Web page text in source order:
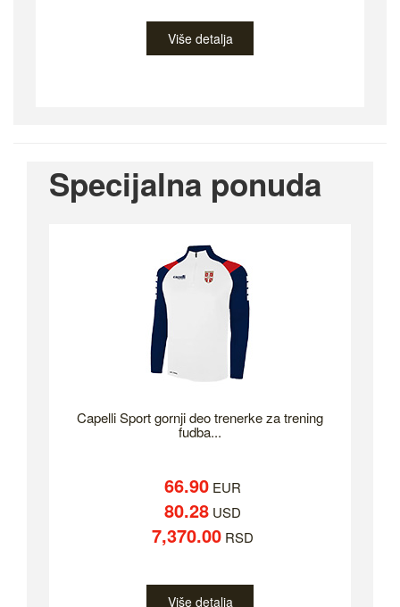
Više detalja
Specijalna ponuda
Capelli Sport gornji deo trenerke za trening
fudba...
66.90EUR
80.28USD
7,370.00RSD
Više detalja